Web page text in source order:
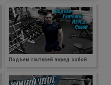
Подъем гантелей перед собой